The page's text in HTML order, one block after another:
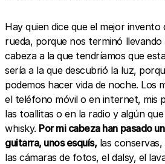
Hay quien dice que el mejor
rueda, porque nos terminó
cabeza a la que tendríamos que
sería a la que descubrió la luz,
podemos hacer vida de noche. Los
el teléfono móvil o en internet, mis
las toallitas o en la radio y algún
whisky. Por mi cabeza han pasado
guitarra, unos esquís,las conservas,
las cámaras de fotos, el dalsy, el